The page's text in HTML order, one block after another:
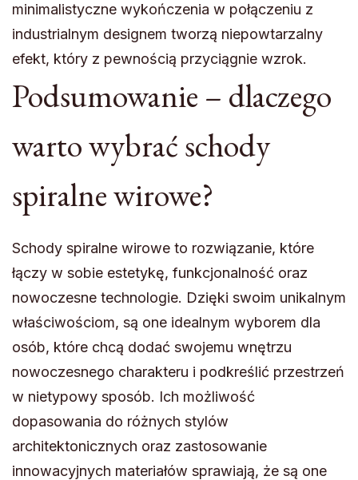
minimalistyczne wykończenia w połączeniu z
industrialnym designem tworzą niepowtarzalny
efekt, który z pewnością przyciągnie wzrok.
Podsumowanie – dlaczego
warto wybrać schody
spiralne wirowe?
Schody spiralne wirowe to rozwiązanie, które
łączy w sobie estetykę, funkcjonalność oraz
nowoczesne technologie. Dzięki swoim unikalnym
właściwościom, są one idealnym wyborem dla
osób, które chcą dodać swojemu wnętrzu
nowoczesnego charakteru i podkreślić przestrzeń
w nietypowy sposób. Ich możliwość
dopasowania do różnych stylów
architektonicznych oraz zastosowanie
innowacyjnych materiałów sprawiają, że są one